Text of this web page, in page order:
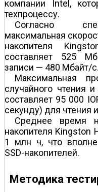
компании Intel,
техпроцессу.
Согласно
максимальная
накопителя
составляет 525
записи — 480 Мбайт/с.
Максимальная
случайного чтения
составляет 95 000
секунду) для чтения
Среднее время
накопителя Kingston
1 млн ч, что
SSD-накопителей.
Методика